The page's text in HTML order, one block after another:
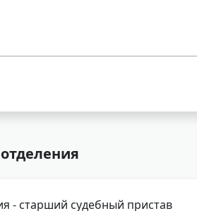
- старший судебный пристав